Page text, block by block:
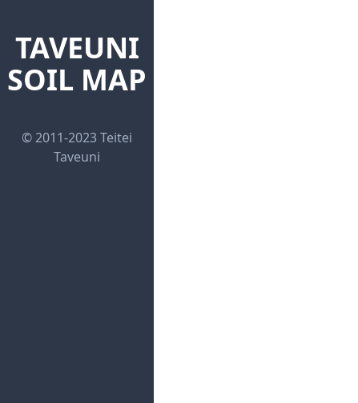
TAVEUNI
SOIL MAP
© 2011-2023 Teitei
Taveuni